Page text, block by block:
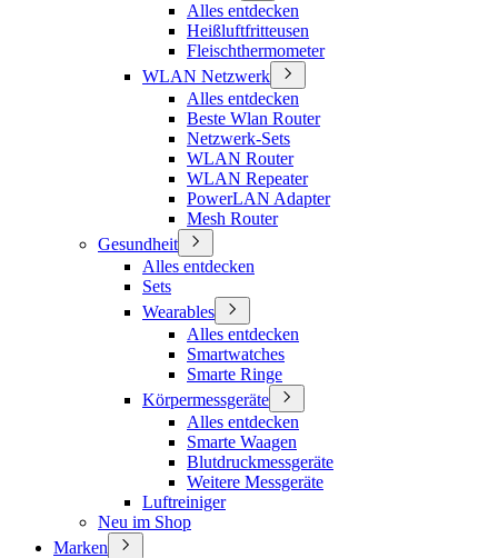
Alles entdecken
Heißluftfritteusen
Fleischthermometer
WLAN Netzwerk
Alles entdecken
Beste Wlan Router
Netzwerk-Sets
WLAN Router
WLAN Repeater
PowerLAN Adapter
Mesh Router
Gesundheit
Alles entdecken
Sets
Wearables
Alles entdecken
Smartwatches
Smarte Ringe
Körpermessgeräte
Alles entdecken
Smarte Waagen
Blutdruckmessgeräte
Weitere Messgeräte
Luftreiniger
Neu im Shop
Marken